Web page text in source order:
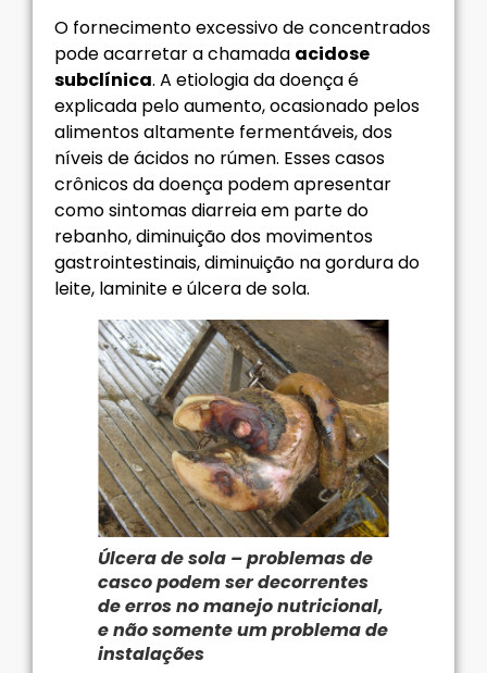
O fornecimento excessivo de concentrados
pode acarretar a chamada acidose
subclínica. A etiologia da doença é
explicada pelo aumento, ocasionado pelos
alimentos altamente fermentáveis, dos
níveis de ácidos no rúmen. Esses casos
crônicos da doença podem apresentar
como sintomas diarreia em parte do
rebanho, diminuição dos movimentos
gastrointestinais, diminuição na gordura do
leite, laminite e úlcera de sola.
Úlcera de sola – problemas de
casco podem ser decorrentes
de erros no manejo nutricional,
e não somente um problema de
instalações